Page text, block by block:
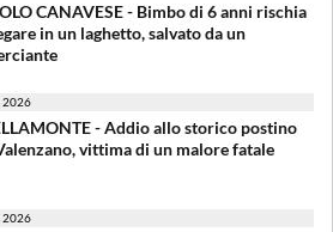
CANAVESE - Bimbo di 6 anni rischia
in un laghetto, salvato da un
2026
- Addio allo storico postino
vittima di un malore fatale
2026